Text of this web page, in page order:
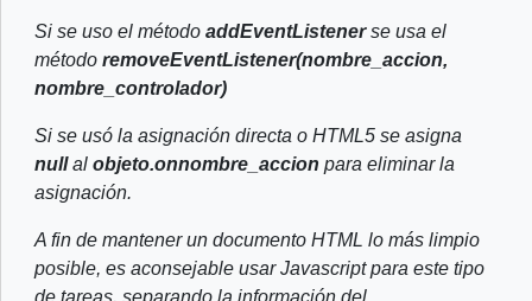
Si se uso el método addEventListenerse usa el
método removeEventListener(nombre_accion,
nombre_controlador)
Si se usó la asignación directa o HTML5 se asigna
nullal objeto.onnombre_accion para eliminar la
asignación.
A fin de mantener un documento HTML lo más limpio
posible, es aconsejable usar Javascript para este tipo
de tareas, separando la información del